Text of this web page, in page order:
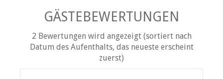
Bar (voll lizenziert)
Kostenloser Tee / Kaffee
INTERNET
Kostenloses Wi-Fi
GÄSTEBEWERTUNGEN
2 Bewertungen wird angezeigt (sortiert nach
Datum des Aufenthalts, das neueste erscheint
zuerst)